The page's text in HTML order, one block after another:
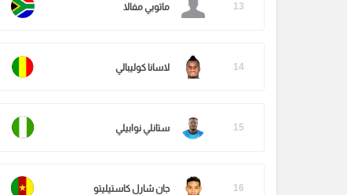
13 ماتوبي مفالا
14 لاسانا كوليبالي
15 ستانلي نوابيلي
16 جان شارل كاستيليتو